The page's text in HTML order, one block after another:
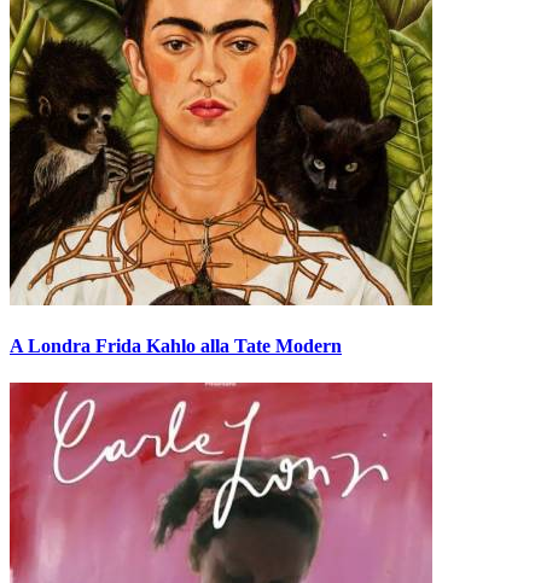
A Londra Frida Kahlo alla Tate Modern